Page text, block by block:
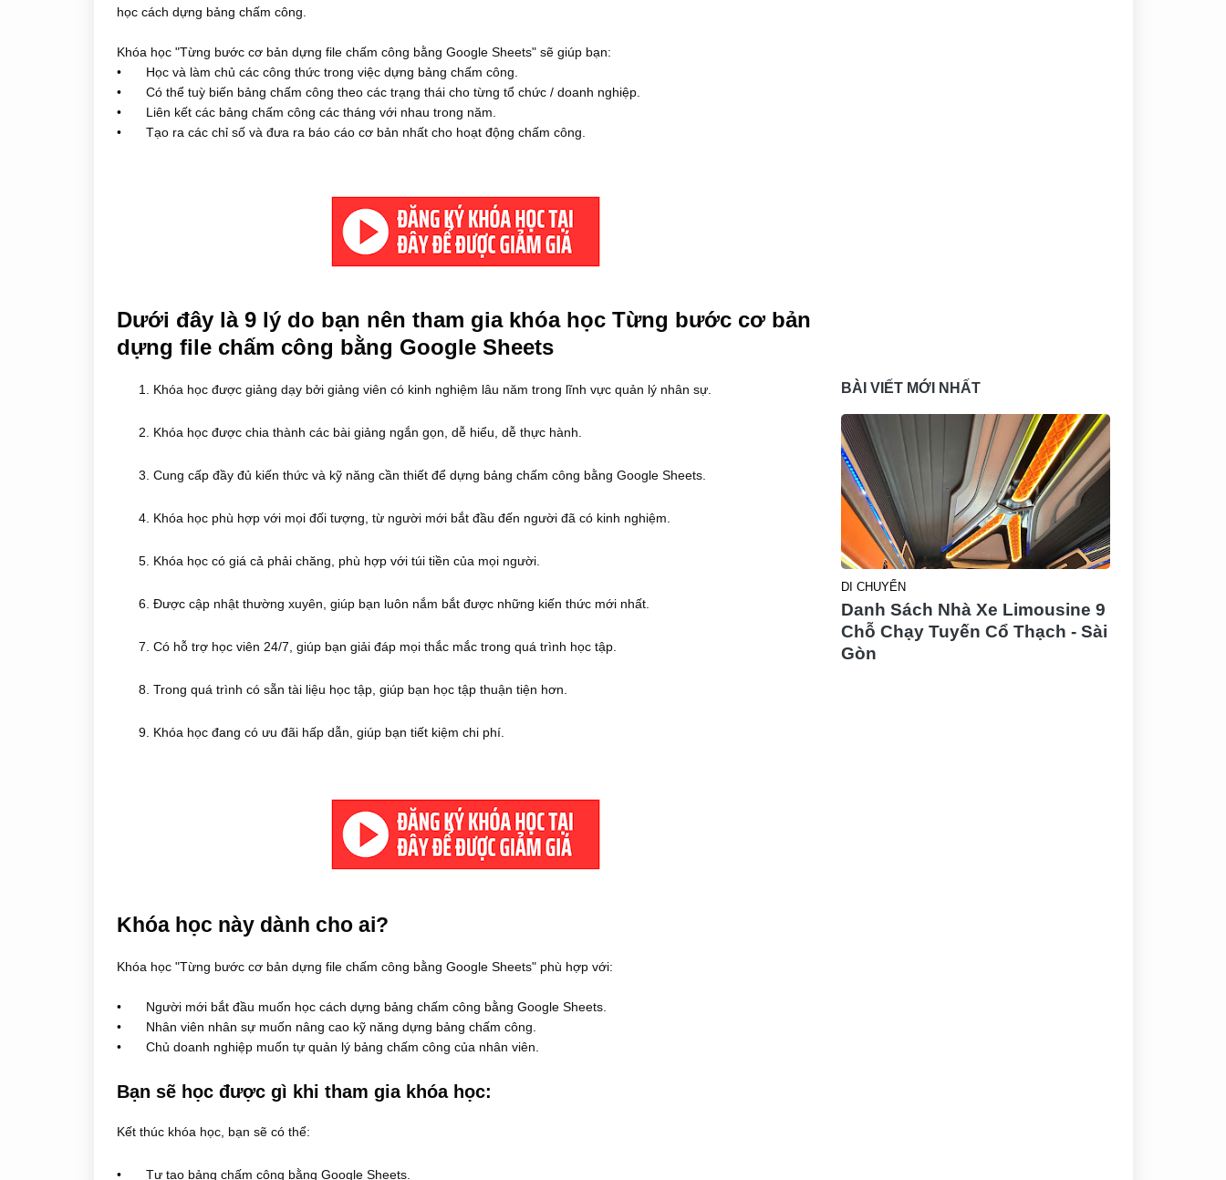
học cách dựng bảng chấm công.
Khóa học "Từng bước cơ bản dựng file chấm công bằng Google Sheets" sẽ giúp bạn:
•
Học và làm chủ các công thức trong việc dựng bảng chấm công.
•
Có thể tuỳ biến bảng chấm công theo các trạng thái cho từng tổ chức / doanh nghiệp.
•
Liên kết các bảng chấm công các tháng với nhau trong năm.
•
Tạo ra các chỉ số và đưa ra báo cáo cơ bản nhất cho hoạt động chấm công.
Dưới đây là 9 lý do bạn nên tham gia khóa học Từng bước cơ bản
dựng file chấm công bằng Google Sheets
1. Khóa học được giảng dạy bởi giảng viên có kinh nghiệm lâu năm trong lĩnh vực quản lý nhân sự.
2. Khóa học được chia thành các bài giảng ngắn gọn, dễ hiểu, dễ thực hành.
3. Cung cấp đầy đủ kiến thức và kỹ năng cần thiết để dựng bảng chấm công bằng Google Sheets.
4. Khóa học phù hợp với mọi đối tượng, từ người mới bắt đầu đến người đã có kinh nghiệm.
5. Khóa học có giá cả phải chăng, phù hợp với túi tiền của mọi người.
6. Được cập nhật thường xuyên, giúp bạn luôn nắm bắt được những kiến thức mới nhất.
7. Có hỗ trợ học viên 24/7, giúp bạn giải đáp mọi thắc mắc trong quá trình học tập.
8. Trong quá trình có sẵn tài liệu học tập, giúp bạn học tập thuận tiện hơn.
9. Khóa học đang có ưu đãi hấp dẫn, giúp bạn tiết kiệm chi phí.
Khóa học này dành cho ai?
Khóa học "Từng bước cơ bản dựng file chấm công bằng Google Sheets" phù hợp với:
•
Người mới bắt đầu muốn học cách dựng bảng chấm công bằng Google Sheets.
•
Nhân viên nhân sự muốn nâng cao kỹ năng dựng bảng chấm công.
•
Chủ doanh nghiệp muốn tự quản lý bảng chấm công của nhân viên.
Bạn sẽ học được gì khi tham gia khóa học:
Kết thúc khóa học, bạn sẽ có thể:
• Tự tạo bảng chấm công bằng Google Sheets.
BÀI VIẾT MỚI NHẤT
DI CHUYỂN
Danh Sách Nhà Xe Limousine 9
Chỗ Chạy Tuyến Cổ Thạch - Sài
Gòn